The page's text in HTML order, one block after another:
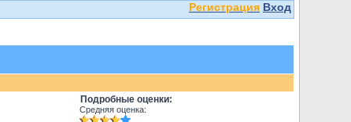
Регистрация Вход
Подробные оценки:
Средняя оценка: